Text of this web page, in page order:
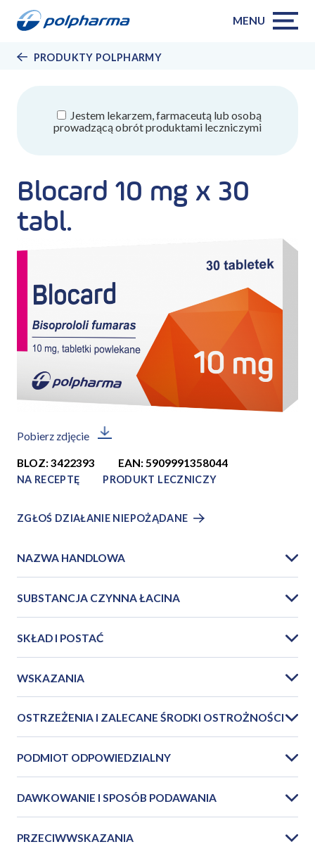
MENU
PRODUKTY POLPHARMY
Jestem lekarzem, farmaceutą lub osobą
prowadzącą obrót produktami leczniczymi
Blocard 10 mg x 30
tabl.
Pobierz zdjęcie
BLOZ: 3422393 EAN: 5909991358044
NA RECEPTĘ PRODUKT LECZNICZY
ZGŁOŚ DZIAŁANIE NIEPOŻĄDANE
NAZWA HANDLOWA
SUBSTANCJA CZYNNA ŁACINA
SKŁAD I POSTAĆ
WSKAZANIA
OSTRZEŻENIA I ZALECANE ŚRODKI OSTROŻNOŚCI
PODMIOT ODPOWIEDZIALNY
DAWKOWANIE I SPOSÓB PODAWANIA
PRZECIWWSKAZANIA